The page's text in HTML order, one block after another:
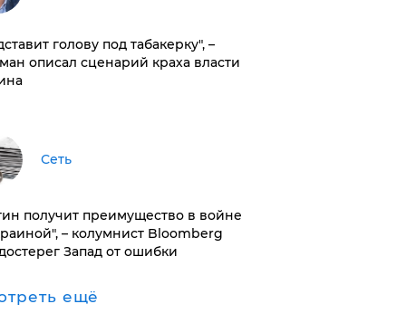
голову под табакерку", –
описал сценарий краха власти
Сеть
получит преимущество в войне
– колумнист Bloomberg
Запад от ошибки
ещё